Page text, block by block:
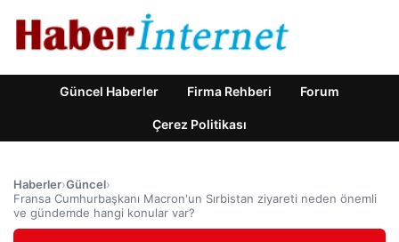
Güncel Haberler Firma Rehberi Forum
Çerez Politikası
Haberler›Güncel›
Fransa Cumhurbaşkanı Macron'un Sırbistan ziyareti neden önemli
ve gündemde hangi konular var?